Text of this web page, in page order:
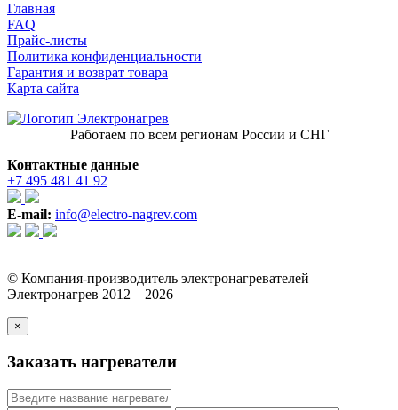
Главная
FAQ
Прайс-листы
Политика конфиденциальности
Гарантия и возврат товара
Карта сайта
Работаем по всем регионам России и СНГ
Контактные данные
+7 495 481 41 92
E-mail: info@electro-nagrev.com
© Компания-производитель электронагревателей
Электронагрев 2012—2026
×
Заказать нагреватели